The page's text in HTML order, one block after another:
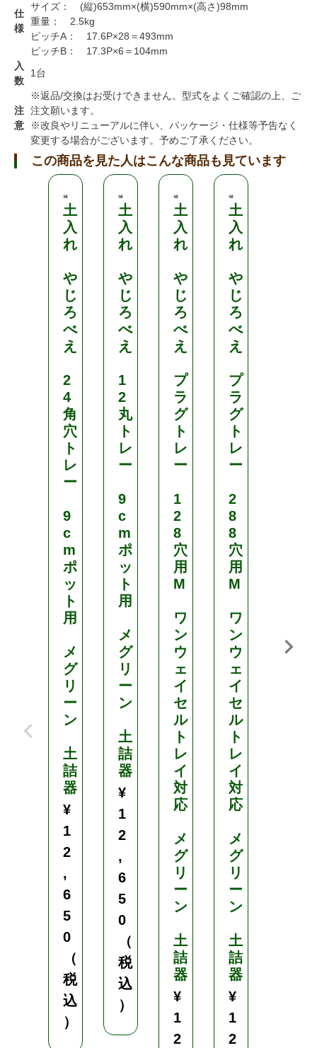
仕
様
サイズ： (縦)653mm×(横)590mm×(高さ)98mm
重量： 2.5kg
ピッチA： 17.6P×28＝493mm
ピッチB： 17.3P×6＝104mm
入
数
1台
注
意
※返品/交換はお受けできません。型式をよくご確認の上、ご
注文願います。
※改良やリニューアルに伴い、パッケージ・仕様等予告なく
変更する場合がございます。予めご了承ください。
この商品を見た人はこんな商品も見ています
土
入
れ
や
じ
ろ
べ
え
2
4
角
穴
ト
レ
ー
9
c
m
ポ
ッ
ト
用
メ
グ
リ
ー
ン
土
詰
器
¥
1
2
,
6
5
0
（
税
込
）
土
入
れ
や
じ
ろ
べ
え
1
2
丸
ト
レ
ー
9
c
m
ポ
ッ
ト
用
メ
グ
リ
ー
ン
土
詰
器
¥
1
2
,
6
5
0
（
税
込
）
土
入
れ
や
じ
ろ
べ
え
プ
ラ
グ
ト
レ
ー
1
2
8
穴
用
M
ワ
ン
ウ
ェ
イ
セ
ル
ト
レ
イ
対
応
メ
グ
リ
ー
ン
土
詰
器
¥
1
2
土
入
れ
や
じ
ろ
べ
え
プ
ラ
グ
ト
レ
ー
2
8
8
穴
用
M
ワ
ン
ウ
ェ
イ
セ
ル
ト
レ
イ
対
応
メ
グ
リ
ー
ン
土
詰
器
¥
1
2
メ